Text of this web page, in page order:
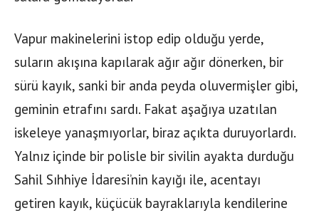
Vapur makinelerini istop edip olduğu yerde,
suların akışına kapılarak ağır ağır dönerken, bir
sürü kayık, sanki bir anda peyda oluvermişler gibi,
geminin etrafını sardı. Fakat aşağıya uzatılan
iskeleye yanaşmıyorlar, biraz açıkta duruyorlardı.
Yalnız içinde bir polisle bir sivilin ayakta durduğu
Sahil Sıhhiye İdaresi’nin kayığı ile, acentayı
getiren kayık, küçücük bayraklarıyla kendilerine